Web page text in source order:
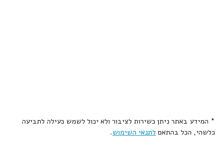
* המידע באתר ניתן כשירות לציבור ולא יכול לשמש כעילה לתביעה
כלשהי, הכל בהתאם לתנאי השימוש.